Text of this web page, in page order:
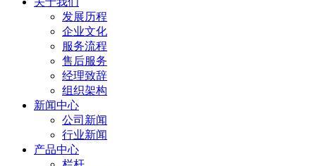
发展历程
企业文化
服务流程
售后服务
经理致辞
组织架构
新闻中心
公司新闻
行业新闻
产品中心